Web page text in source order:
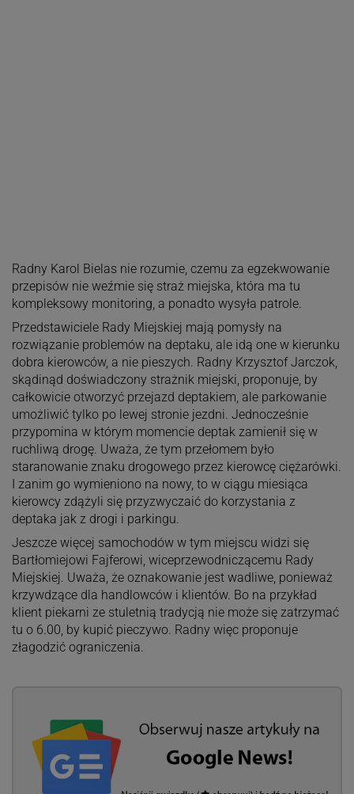
Radny Karol Bielas nie rozumie, czemu za egzekwowanie
przepisów nie weźmie się straż miejska, która ma tu
kompleksowy monitoring, a ponadto wysyła patrole.
Przedstawiciele Rady Miejskiej mają pomysły na
rozwiązanie problemów na deptaku, ale idą one w kierunku
dobra kierowców, a nie pieszych. Radny Krzysztof Jarczok,
skądinąd doświadczony strażnik miejski, proponuje, by
całkowicie otworzyć przejazd deptakiem, ale parkowanie
umożliwić tylko po lewej stronie jezdni. Jednocześnie
przypomina w którym momencie deptak zamienił się w
ruchliwą drogę. Uważa, że tym przełomem było
staranowanie znaku drogowego przez kierowcę ciężarówki.
I zanim go wymieniono na nowy, to w ciągu miesiąca
kierowcy zdążyli się przyzwyczaić do korzystania z
deptaka jak z drogi i parkingu.
Jeszcze więcej samochodów w tym miejscu widzi się
Bartłomiejowi Fajferowi, wiceprzewodniczącemu Rady
Miejskiej. Uważa, że oznakowanie jest wadliwe, ponieważ
krzywdzące dla handlowców i klientów. Bo na przykład
klient piekarni ze stuletnią tradycją nie może się zatrzymać
tu o 6.00, by kupić pieczywo. Radny więc proponuje
złagodzić ograniczenia.